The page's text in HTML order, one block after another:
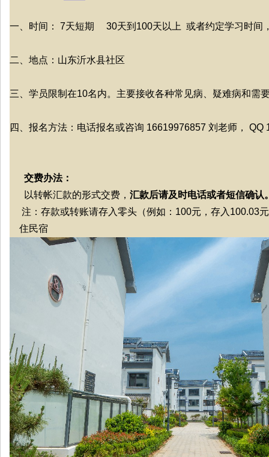
一、时间： 7天短期 30天到100天以上 或者约定学习时间
二、地点：山东沂水县社区
三、学员限制在10名内。主要接收各种常见病、疑难病和需
四、报名方法：电话报名或咨询 16619976857 刘老师， QQ
交费办法：
以转帐汇款的形式交费， 汇款后请及时电话或者短信确认
注：存款或转账请存入零头（例如：100元，存入100.03
住民宿